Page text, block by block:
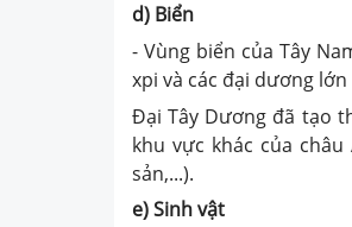
d) Biển
- Vùng biển của Tây
xpi và các đại dương
Đại Tây Dương đã tạo
khu vực khác của
sản,...).
e) Sinh vật